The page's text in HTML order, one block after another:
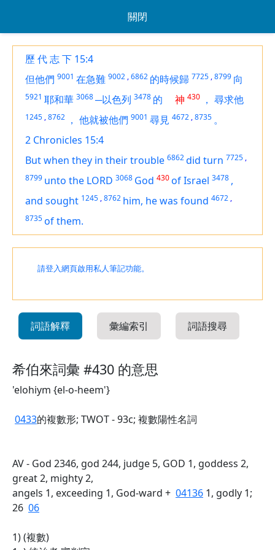
關閉
歷 代 志 下 15:4
但他們 9001 在急難 9002 ,6862 的時候歸 7725 ,8799 向
5921 耶和華 3068─以色列 3478 的 神 430 ， 尋求他
1245 ,8762 ， 他就被他們 9001 尋見 4672 ,8735 。
2 Chronicles 15:4
But when they in their trouble 6862did turn 7725 ,
8799 unto the LORD 3068 God 430of Israel 3478 ,
and sought 1245 ,8762 him, he was found 4672 ,
8735of them.
請登入網頁啟用私人筆記功能。
詞語解釋 彙編索引 詞語搜尋
希伯來詞彙 #430 的意思
'elohiym {el-o-heem'}
0433的複數形; TWOT - 93c; 複數陽性名詞
AV - God 2346, god 244, judge 5, GOD 1, goddess 2,
great 2, mighty 2,
angels 1, exceeding 1, God-ward + 04136 1, godly 1;
26 06
1) (複數)